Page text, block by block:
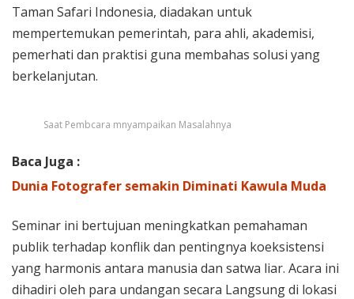
Taman Safari Indonesia, diadakan untuk
mempertemukan pemerintah, para ahli, akademisi,
pemerhati dan praktisi guna membahas solusi yang
berkelanjutan.
Saat Pembcara mnyampaikan Masalahnya
Baca Juga :
Dunia Fotografer semakin Diminati Kawula Muda
Seminar ini bertujuan meningkatkan pemahaman
publik terhadap konflik dan pentingnya koeksistensi
yang harmonis antara manusia dan satwa liar. Acara ini
dihadiri oleh para undangan secara Langsung di lokasi